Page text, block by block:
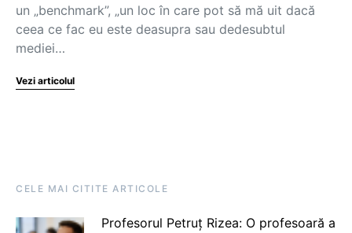
un „benchmark”, „un loc în care pot să mă uit dacă
ceea ce fac eu este deasupra sau dedesubtul
mediei…
Vezi articolul
CELE MAI CITITE ARTICOLE
Profesorul Petruț Rizea: O profesoară a